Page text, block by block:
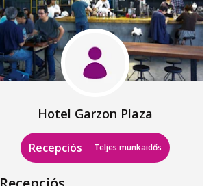
Hotel Garzon Plaza
Recepciós Teljes munkaidős